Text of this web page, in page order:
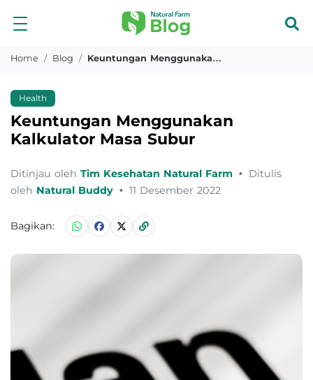
Home Blog Keuntungan Menggunakan Kalkulator Masa Subur
Health
Keuntungan Menggunakan
Kalkulator Masa Subur
Ditinjau oleh Tim Kesehatan Natural Farm • Ditulis
oleh Natural Buddy • 11 Desember 2022
Bagikan: